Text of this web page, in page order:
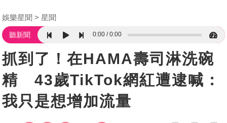
娛樂星聞 星聞
聽新聞 0:00 0:00
抓到了！在HAMA壽司淋洗碗
精 43歲TikTok網紅遭逮喊：
我只是想增加流量